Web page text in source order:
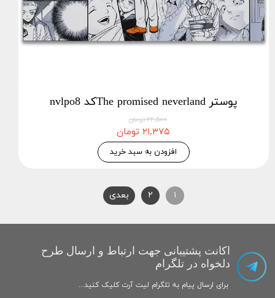
پوستر The promised neverlandکد nvlpo8
۲۲,۵۰۰ تومان
۲۱,۳۷۵ تومان
افزودن به سبد خرید
۱ ۲ بعدی
اکانت پشتیبانی جهت ارتباط و ارسال طرح
دلخواه در تلگرام
برای ارسال پیام به تلگرام لیت آرت کلیک کنید...